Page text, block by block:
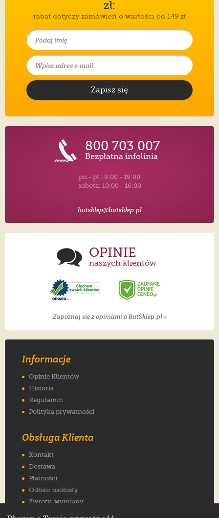
zł:
rabat dotyczy zamówień o wartości od 149 zł
Zapisz się
800 703 007
Bezpłatna infolinia
pn.- pt.: 9:00 - 19:00
sobota: 10:00 - 16:00
butsklep@butsklep.pl
OPINIE
naszych klientów
Zapoznaj się z opiniami o ButSklep.pl »
Informacje
Opinie Klientów
Historia
Regulamin
Polityka prywatności
Obsługa Klienta
Kontakt
Dostawa
Płatności
Odbiór osobisty
Zwroty, wymiany